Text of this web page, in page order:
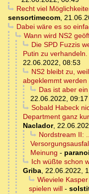
Recht viel
sensortimecom,
Dabei wäre es so
Wann wird NS2
Die SPD Fuzzis
Putin zu
22.06.2022, 08:53
NS2 bleibt zu,
abgeklemmt werden
Das ist aber
22.06.2022, 09:17
Sobald Habeck
Department ganz
Naclador,
Nordstream II:
Meinung -
Ich wüßte schon
Griba, 22.06.2022,
Wieviele
spielen will -